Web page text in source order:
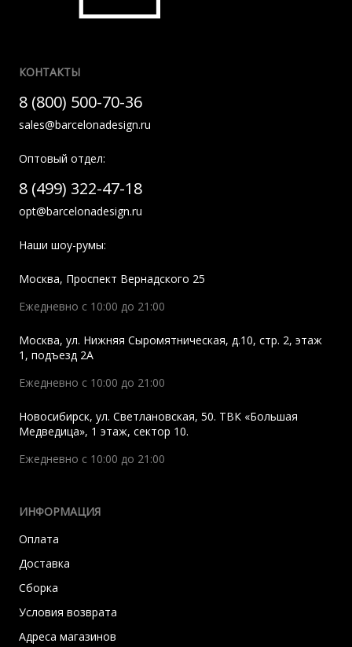
КОНТАКТЫ
8 (800) 500-70-36
sales@barcelonadesign.ru
Оптовый отдел:
8 (499) 322-47-18
opt@barcelonadesign.ru
Наши шоу-румы:
Москва, Проспект Вернадского 25
Ежедневно с 10:00 до 21:00
Москва, ул. Нижняя Сыромятническая, д.10, стр. 2, этаж
1, подъезд 2A
Ежедневно с 10:00 до 21:00
Новосибирск, ул. Светлановская, 50. ТВК «Большая
Медведица», 1 этаж, сектор 10.
Ежедневно с 10:00 до 21:00
ИНФОРМАЦИЯ
Оплата
Доставка
Сборка
Условия возврата
Адреса магазинов